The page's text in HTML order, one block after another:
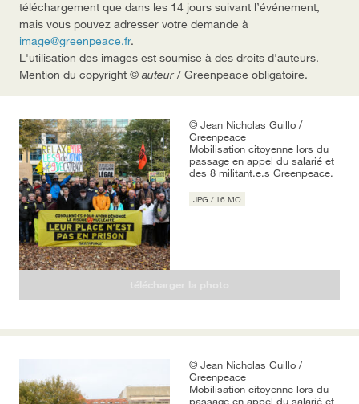
téléchargement que dans les 14 jours suivant l’événement,
mais vous pouvez adresser votre demande à
image@greenpeace.fr.
L'utilisation des images est soumise à des droits d'auteurs.
Mention du copyright © auteur/ Greenpeace obligatoire.
© Jean Nicholas Guillo /
Greenpeace
Mobilisation citoyenne lors du
passage en appel du salarié et
des 8 militant.e.s Greenpeace.
JPG / 16 MO
© Jean Nicholas Guillo /
Greenpeace
Mobilisation citoyenne lors du
passage en appel du salarié et